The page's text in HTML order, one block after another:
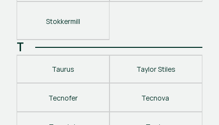
Stokkermill
T
Taurus Taylor Stiles
Tecnofer Tecnova